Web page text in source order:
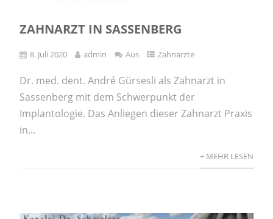
ZAHNARZT IN SASSENBERG
8. Juli 2020 admin Aus Zahnärzte
Dr. med. dent. André Gürsesli als Zahnarzt in
Sassenberg mit dem Schwerpunkt der
Implantologie. Das Anliegen dieser Zahnarzt Praxis
in...
+ MEHR LESEN